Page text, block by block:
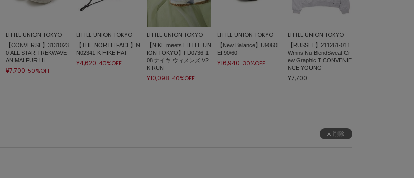
LITTLE UNION TOKYO
【CONVERSE】3131023
0 ALL STAR TREKWAVE
ANIMALFUR HI
¥7,700 50%OFF
LITTLE UNION TOKYO
【THE NORTH FACE】N
N02341-K HIKE HAT
¥4,620 40%OFF
LITTLE UNION TOKYO
【NIKE meets LITTLE UN
ION TOKYO】FD0736-1
08 ナイキ ウィメンズ V2
K RUN
¥10,098 40%OFF
LITTLE UNION TOKYO
【New Balance】U9060E
EI 90/60
¥16,940 30%OFF
LITTLE UNION TOKYO
【RUSSEL】211261-011
Wmns Nu BlendSweat Cr
ew Graphic T CONVENIE
NCE YOUNG
¥7,700
削除